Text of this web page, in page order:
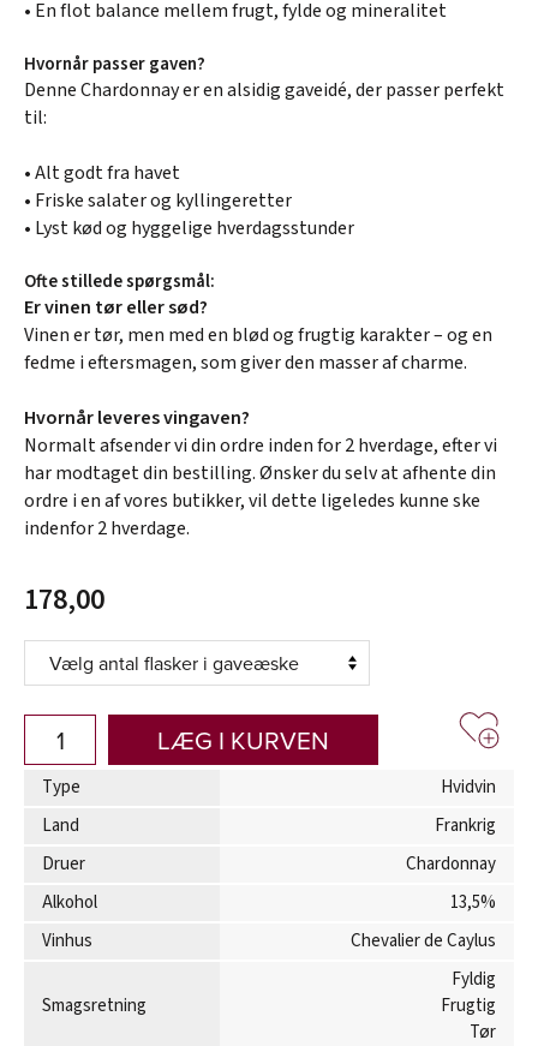
• En flot balance mellem frugt, fylde og mineralitet
Hvornår passer gaven?
Denne Chardonnay er en alsidig gaveidé, der passer perfekt
til:
• Alt godt fra havet
• Friske salater og kyllingeretter
• Lyst kød og hyggelige hverdagsstunder
Ofte stillede spørgsmål:
Er vinen tør eller sød?
Vinen er tør, men med en blød og frugtig karakter – og en
fedme i eftersmagen, som giver den masser af charme.
Hvornår leveres vingaven?
Normalt afsender vi din ordre inden for 2 hverdage, efter vi
har modtaget din bestilling. Ønsker du selv at afhente din
ordre i en af vores butikker, vil dette ligeledes kunne ske
indenfor 2 hverdage.
178,00
LÆG I KURVEN
Type
Hvidvin
Land
Frankrig
Druer
Chardonnay
Alkohol
13,5%
Vinhus
Chevalier de Caylus
Smagsretning
Fyldig
Frugtig
Tør